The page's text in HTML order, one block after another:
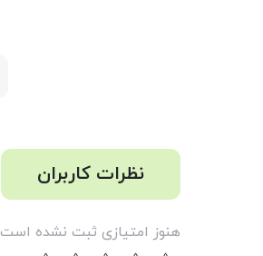
نظرات کاربران
هنوز امتیازی ثبت نشده است